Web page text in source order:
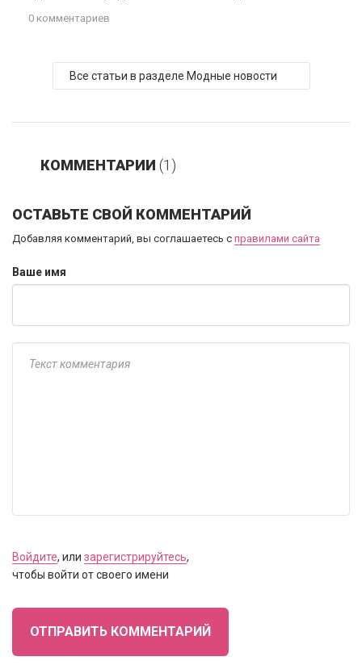
0 комментариев
Все статьи в разделе Модные новости
КОММЕНТАРИИ (1)
ОСТАВЬТЕ СВОЙ КОММЕНТАРИЙ
Добавляя комментарий, вы соглашаетесь с правилами сайта
Ваше имя
Войдите, или зарегистрируйтесь,
чтобы войти от своего имени
ОТПРАВИТЬ КОММЕНТАРИЙ